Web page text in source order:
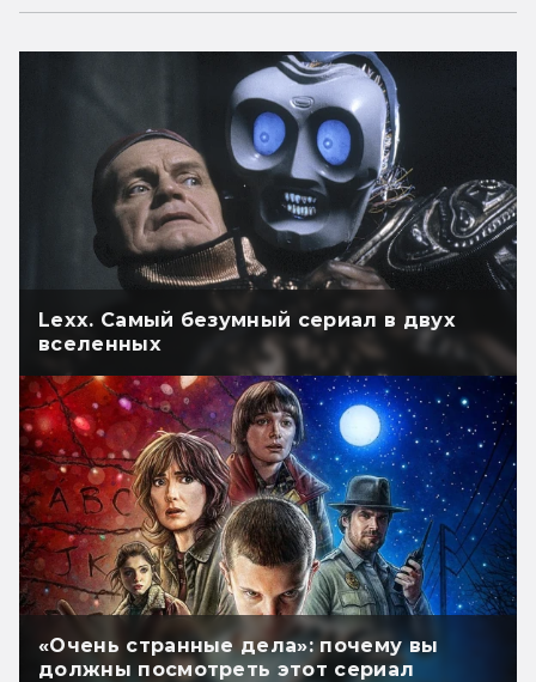
Lexx. Самый безумный сериал в двух
вселенных
«Очень странные дела»: почему вы
должны посмотреть этот сериал